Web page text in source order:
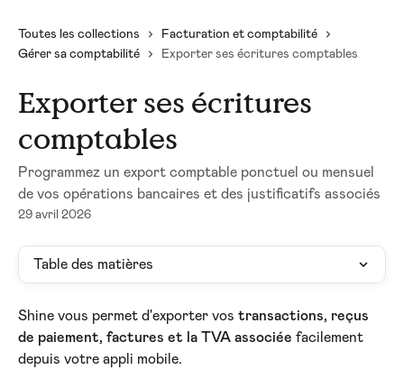
Toutes les collections
Facturation et comptabilité
Gérer sa comptabilité
Exporter ses écritures comptables
Exporter ses écritures
comptables
Programmez un export comptable ponctuel ou mensuel
de vos opérations bancaires et des justificatifs associés
29 avril 2026
Table des matières
Shine vous permet d'exporter vos transactions, reçus
de paiement, factures et la TVA associée facilement
depuis votre appli mobile.